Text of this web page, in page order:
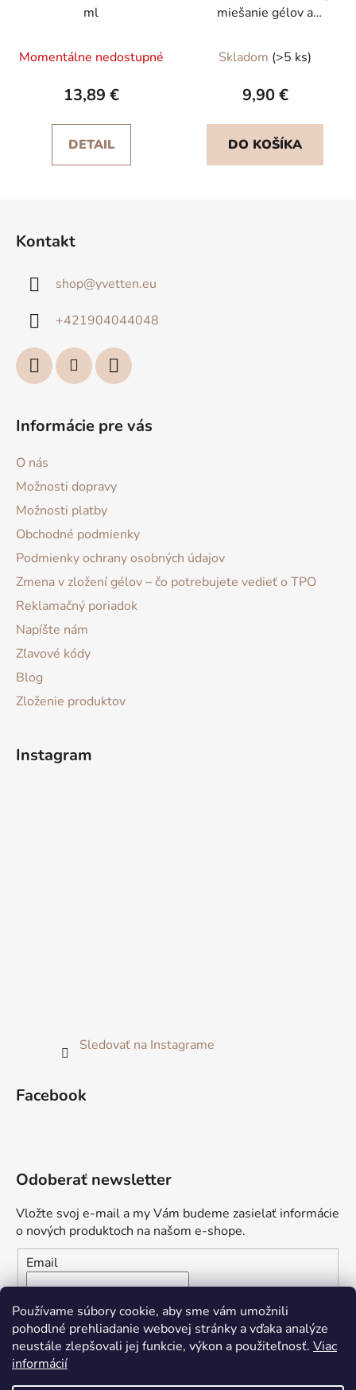
Používame súbory cookie, aby sme vám umožnili
pohodlné prehliadanie webovej stránky a vďaka analýze
neustále zlepšovali jej funkcie, výkon a použiteľnosť. Viac
informácií
ml
Momentálne nedostupné
13,89 €
DETAIL
miešanie gélov a
Skladom (>5 ks)
9,90 €
DO KOŠÍKA
Kontakt
shop@yvetten.eu
+421904044048
Informácie pre vás
O nás
Možnosti dopravy
Možnosti platby
Obchodné podmienky
Podmienky ochrany osobných údajov
Zmena v zložení gélov – čo potrebujete vedieť o TPO
Reklamačný poriadok
Napíšte nám
Zľavové kódy
Blog
Zloženie produktov
Instagram
Sledovať na Instagrame
Facebook
Odoberať newsletter
Vložte svoj e-mail a my Vám budeme zasielať informácie
o nových produktoch na našom e-shope.
Email
Vložením e-mailu súhlasíte s
podmienkami ochrany
osobných údajov
PRIHLÁSIŤ SA